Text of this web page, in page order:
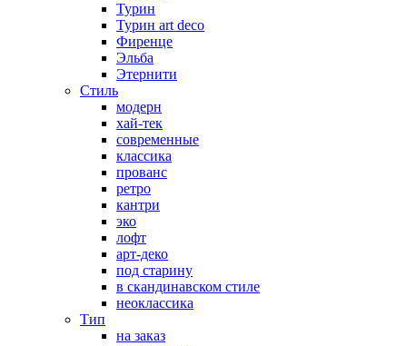
Турин
Турин art deco
Фиренце
Эльба
Этернити
Стиль
модерн
хай-тек
современные
классика
прованс
ретро
кантри
эко
лофт
арт-деко
под старину
в скандинавском стиле
неоклассика
Тип
на заказ